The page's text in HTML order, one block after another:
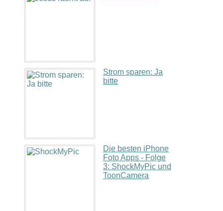
Strom sparen: Ja
bitte
Die besten iPhone
Foto Apps - Folge
3: ShockMyPic und
ToonCamera